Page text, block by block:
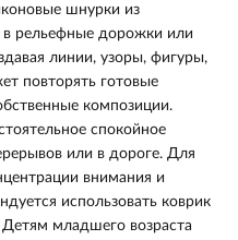
шнурки из
в рельефные дорожки или
линии, узоры, фигуры,
повторять готовые
композиции.
спокойное
или в дороге. Для
внимания и
использовать коврик
Детям младшего возраста